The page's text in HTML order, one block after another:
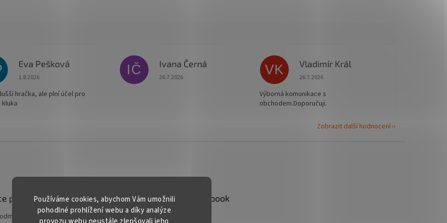
Používáme cookies, abychom Vám umožnili
pohodlné prohlížení webu a díky analýze
Eva Pešková
Hodnocení obchodu je 5 z 5 hvězdiček.
1.8.2026
hračka, ale plní účel pro
kluka
IČ Ivana Černá
Hodnocení obchodu je 5 z 5 hvězdiček.
26.7.2026
VK Vladimír Král
Hodnocení obchodu je 5 z 5 hvězdiček.
26.7.2026
Výborná komunikace s
obchodem.Doporučuji.
Zobrazit další hodnocení
pro vás Kontakt
prodej@ gardentech.cz
Facebook